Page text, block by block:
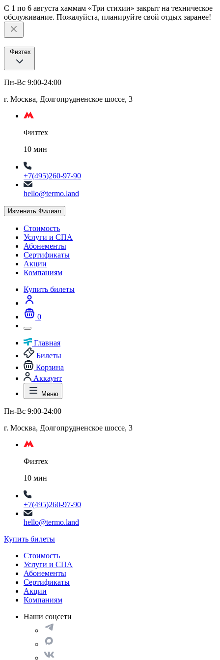
С 1 по 6 августа хаммам «Три стихии» закрыт на техническое
обслуживание. Пожалуйста, планируйте свой отдых заранее!
Физтех
Пн-Вс 9:00-24:00
г. Москва, Долгопрудненское шоссе, 3
Физтех
10 мин
+7(495)260-97-90
hello@termo.land
Изменить Филиал
Стоимость
Услуги и СПА
Абонементы
Сертификаты
Акции
Компаниям
Купить билеты
0
Главная
Билеты
Корзина
Аккаунт
Меню
Пн-Вс 9:00-24:00
г. Москва, Долгопрудненское шоссе, 3
Физтех
10 мин
+7(495)260-97-90
hello@termo.land
Купить билеты
Стоимость
Услуги и СПА
Абонементы
Сертификаты
Акции
Компаниям
Наши соцсети